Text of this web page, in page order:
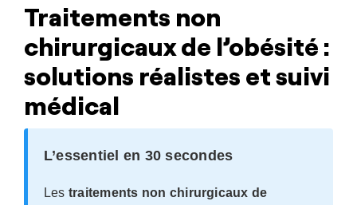
Traitements non
chirurgicaux de l’obésité :
solutions réalistes et suivi
médical
L’essentiel en 30 secondes
Les traitements non chirurgicaux de